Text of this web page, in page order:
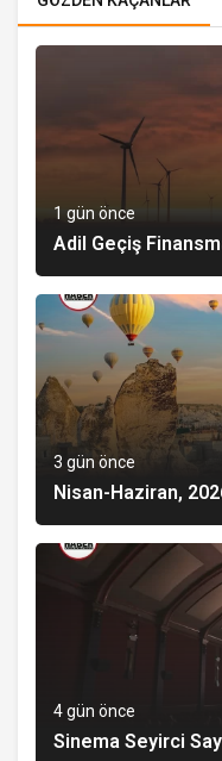
1 gün önce
Adil Geçiş
3 gün önce
Nisan-Haziran,
4 gün önce
Sinema Seyirci